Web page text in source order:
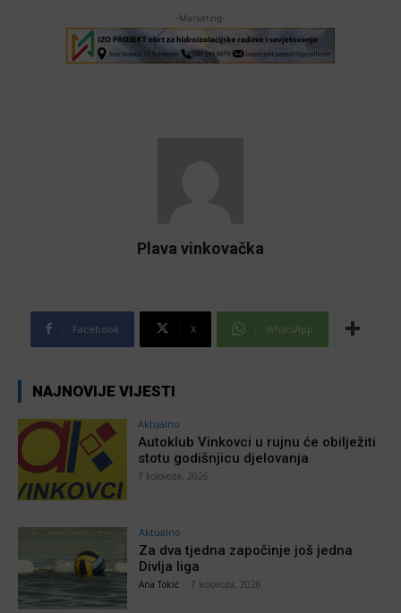
-Marketing-
Plava vinkovačka
Facebook X WhatsApp
NAJNOVIJE VIJESTI
Aktualno
Autoklub Vinkovci u rujnu će obilježiti
stotu godišnjicu djelovanja
7 kolovoza, 2026
Aktualno
Za dva tjedna započinje još jedna
Divlja liga
Ana Tokić 7 kolovoza, 2026